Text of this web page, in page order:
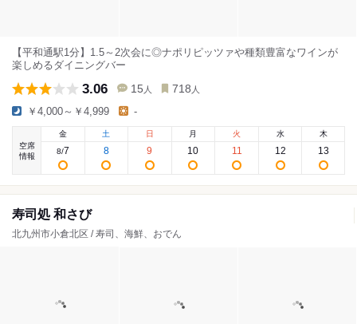
【平和通駅1分】1.5～2次会に◎ナポリピッツァや種類豊富なワインが
楽しめるダイニングバー
3.06 15 人 718 人
￥4,000～￥4,999 -
空席
情報
金
8/7
土
8
日
9
月
10
火
11
水
12
木
13
寿司処 和さび
北九州市小倉北区 / 寿司、海鮮、おでん